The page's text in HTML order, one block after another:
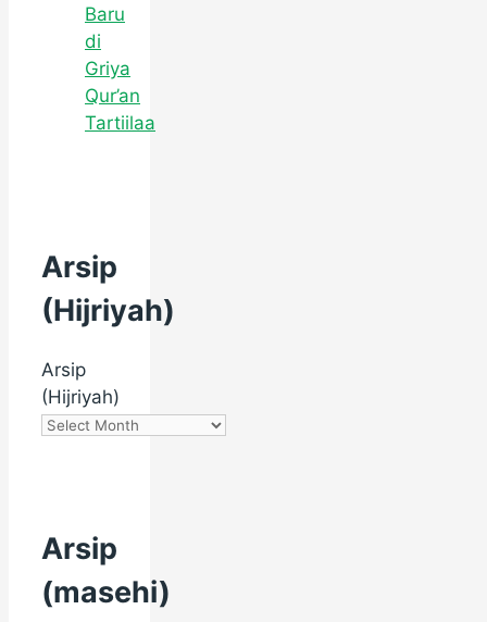
Baru
di
Griya
Qur’an
Tartiilaa
Arsip
(Hijriyah)
Arsip
(Hijriyah)
Arsip
(masehi)